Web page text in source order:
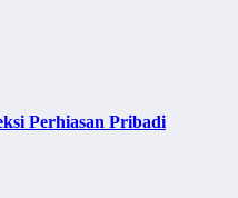
Perhiasan Pribadi